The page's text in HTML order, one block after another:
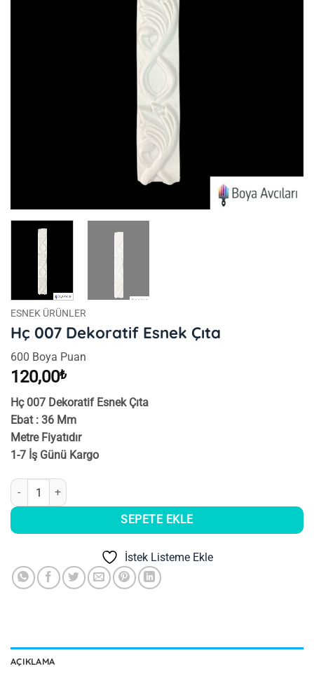
ESNEK ÜRÜNLER
Hç 007 Dekoratif Esnek Çıta
600 Boya Puan
120,00₺
Hç 007 Dekoratif Esnek Çıta
Ebat : 36 Mm
Metre Fiyatıdır
1-7 İş Günü Kargo
Hç 007 Dekoratif Esnek Çıta adet
SEPETE EKLE
İstek Listeme Ekle
AÇIKLAMA